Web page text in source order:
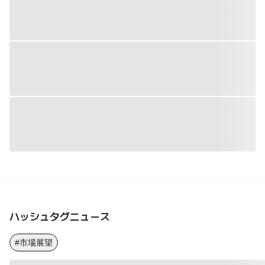
ハッシュタグニュース
#市場展望